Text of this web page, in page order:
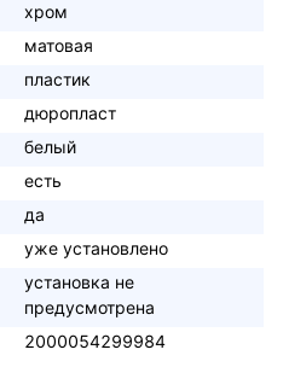
хром
матовая
пластик
дюропласт
белый
есть
да
уже установлено
установка не
предусмотрена
2000054299984